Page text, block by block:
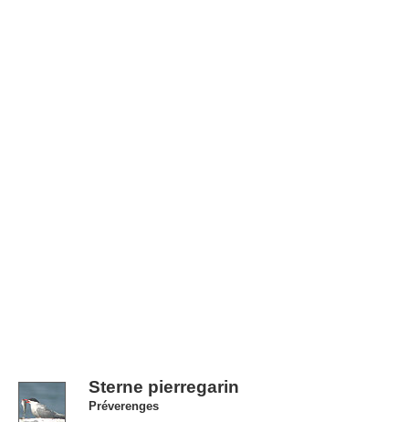
Sterne pierregarin
Préverenges